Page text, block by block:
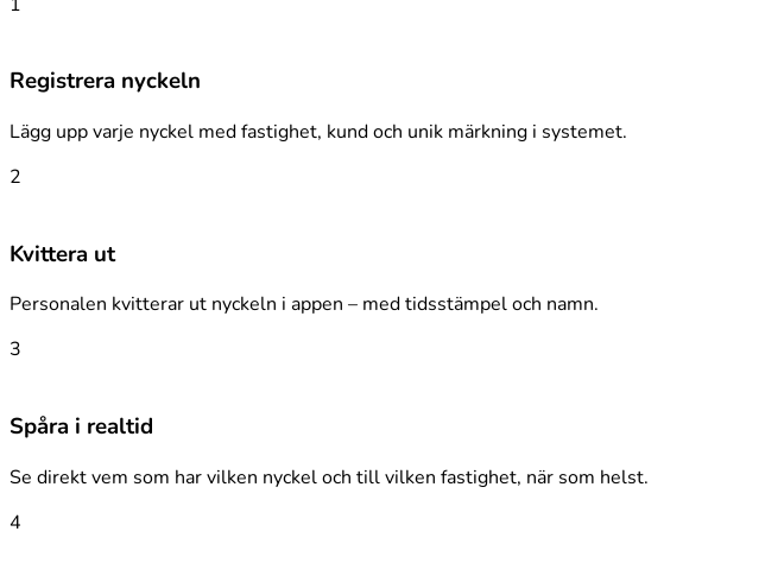
Registrera nyckeln
Lägg upp varje nyckel med fastighet, kund och unik märkning i systemet.
2
Kvittera ut
Personalen kvitterar ut nyckeln i appen – med tidsstämpel och namn.
3
Spåra i realtid
Se direkt vem som har vilken nyckel och till vilken fastighet, när som helst.
4